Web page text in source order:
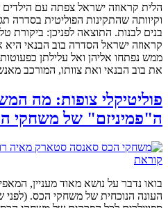
הלית קראוזה ישראל צפתה עם
וקיוותה שהתקינות הפוליטית בסדרה
בנים לבנות. התוצאה לפניכן: ביקורת
קראוזה ישראל הסדרה בוב הבנאי היא
ממש נפתחו אליהן ואל עלילתן
את בוב הבנאי ואת צוותו, המורכב
פוליטיקלי צופות: מה
ה"פמיניזם" של משחקי
בואו נדבר על נושא מאוד מעניין,
העונה הנוכחית של משחקי הכס. (לפני